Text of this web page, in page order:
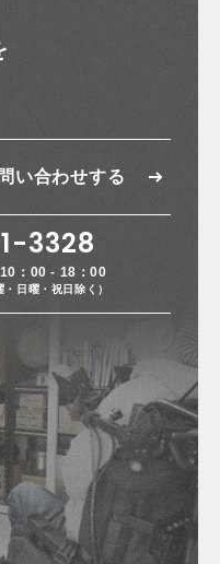
い合わせする
3328
：00 - 18：00
・日曜・祝日除く）